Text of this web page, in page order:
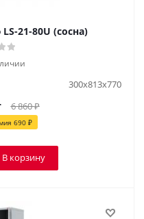
21-80U (сосна)
300х813х770
6 860₽
690 ₽
В корзину